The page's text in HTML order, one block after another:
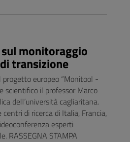
monitoraggio
transizione
europeo “Monitool -
scientifico il professor Marco
dell’università cagliaritana.
di ricerca di Italia, Francia,
esperti
RASSEGNA STAMPA